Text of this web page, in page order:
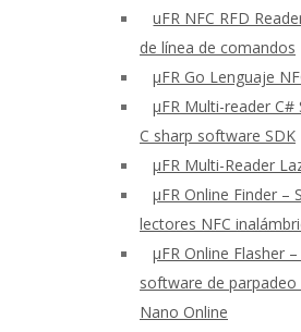
uFR NFC RFD
de línea de comandos
μFR Go Lenguaje
μFR Multi-reader
C sharp software SDK
μFR Multi-Reader
μFR Online Finder
lectores NFC
μFR Online Flasher
software de
Nano Online